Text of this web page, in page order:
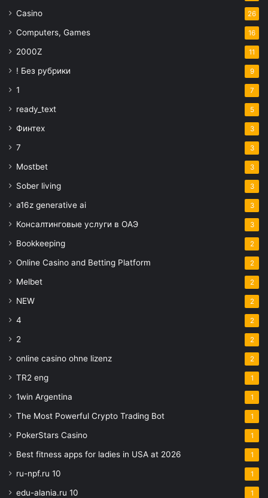
Casino 26
Computers, Games 16
2000Z 11
! Без рубрики 9
1 7
ready_text 5
Финтех 3
7 3
Mostbet 3
Sober living 3
a16z generative ai 3
Консалтинговые услуги в ОАЭ 3
Bookkeeping 2
Online Casino and Betting Platform 2
Melbet 2
NEW 2
4 2
2 2
online casino ohne lizenz 2
TR2 eng 1
1win Argentina 1
The Most Powerful Crypto Trading Bot 1
PokerStars Casino 1
Best fitness apps for ladies in USA at 2026 1
ru-npf.ru 10 1
edu-alania.ru 10 1